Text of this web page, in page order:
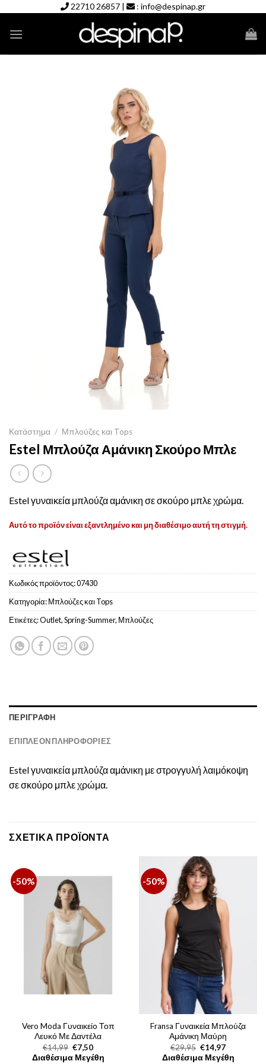
content
22710 26857 | : info@despinap.gr
Κατάστημα / Μπλούζες και Tops
Estel Μπλούζα Αμάνικη Σκούρο Μπλε
Estel γυναικεία μπλούζα αμάνικη σε σκούρο μπλε χρώμα.
Αυτό το προϊόν είναι εξαντλημένο και μη διαθέσιμο αυτή τη στιγμή.
Κωδικός προϊόντος:07430
Κατηγορία:Μπλούζες και Tops
Ετικέτες:Outlet,Spring-Summer, Μπλούζες
ΠΕΡΙΓΡΑΦΉ
ΕΠΙΠΛΈΟΝ ΠΛΗΡΟΦΟΡΊΕΣ
Estel γυναικεία μπλούζα αμάνικη με στρογγυλή λαιμόκοψη
σε σκούρο μπλε χρώμα.
ΣΧΕΤΙΚΆ ΠΡΟΪΌΝΤΑ
-50%
Vero Moda Γυναικείo Τοπ
Λευκό Με Δαντέλα
€14,99 Original
price
was:
€7,50Η
τρέχουσα
τιμή
Διαθέσιμα Μεγέθη
-50%
Fransa Γυναικεία Μπλούζα
Αμάνικη Μαύρη
€29,95 Original
price
was:
€14,97Η
τρέχουσα
τιμή
Διαθέσιμα Μεγέθη